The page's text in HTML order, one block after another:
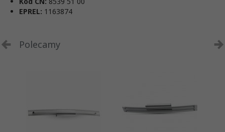
EPREL: 1163874
Polecamy